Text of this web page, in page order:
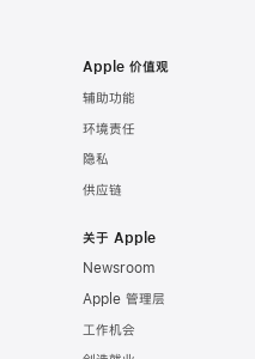
Apple 价值观
辅助功能
环境责任
隐私
供应链
关于 Apple
Newsroom
Apple 管理层
工作机会